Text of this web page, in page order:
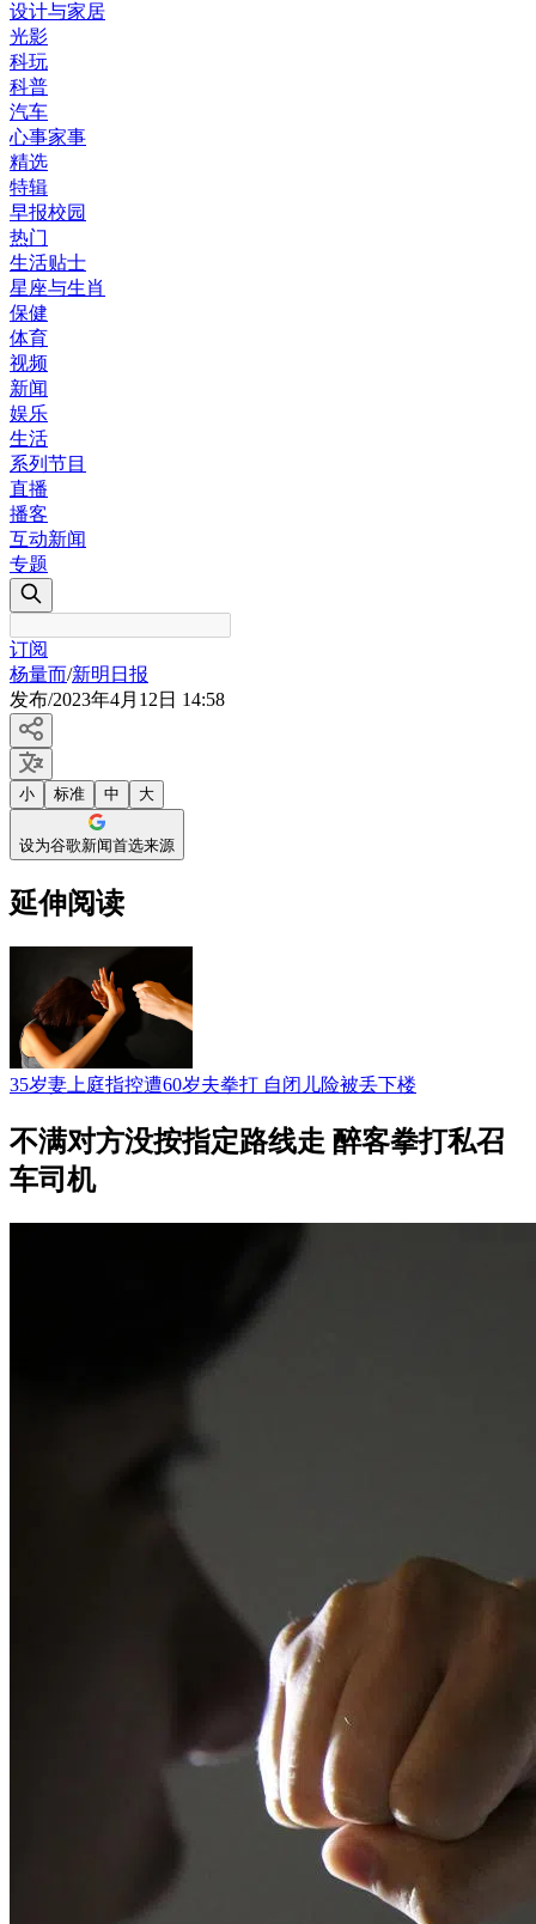
设计与家居
光影
科玩
科普
汽车
心事家事
精选
特辑
早报校园
热门
生活贴士
星座与生肖
保健
体育
视频
新闻
娱乐
生活
系列节目
直播
播客
互动新闻
专题
订阅
杨量而/新明日报
发布/2023年4月12日 14:58
小 标准 中 大
设为谷歌新闻首选来源
延伸阅读
35岁妻上庭指控遭60岁夫拳打 自闭儿险被丢下楼
不满对方没按指定路线走 醉客拳打私召
车司机